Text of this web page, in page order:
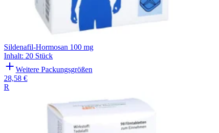
Sildenafil-Hormosan 100 mg
Inhalt: 20 Stück
Weitere Packungsgrößen
28,58 €
R